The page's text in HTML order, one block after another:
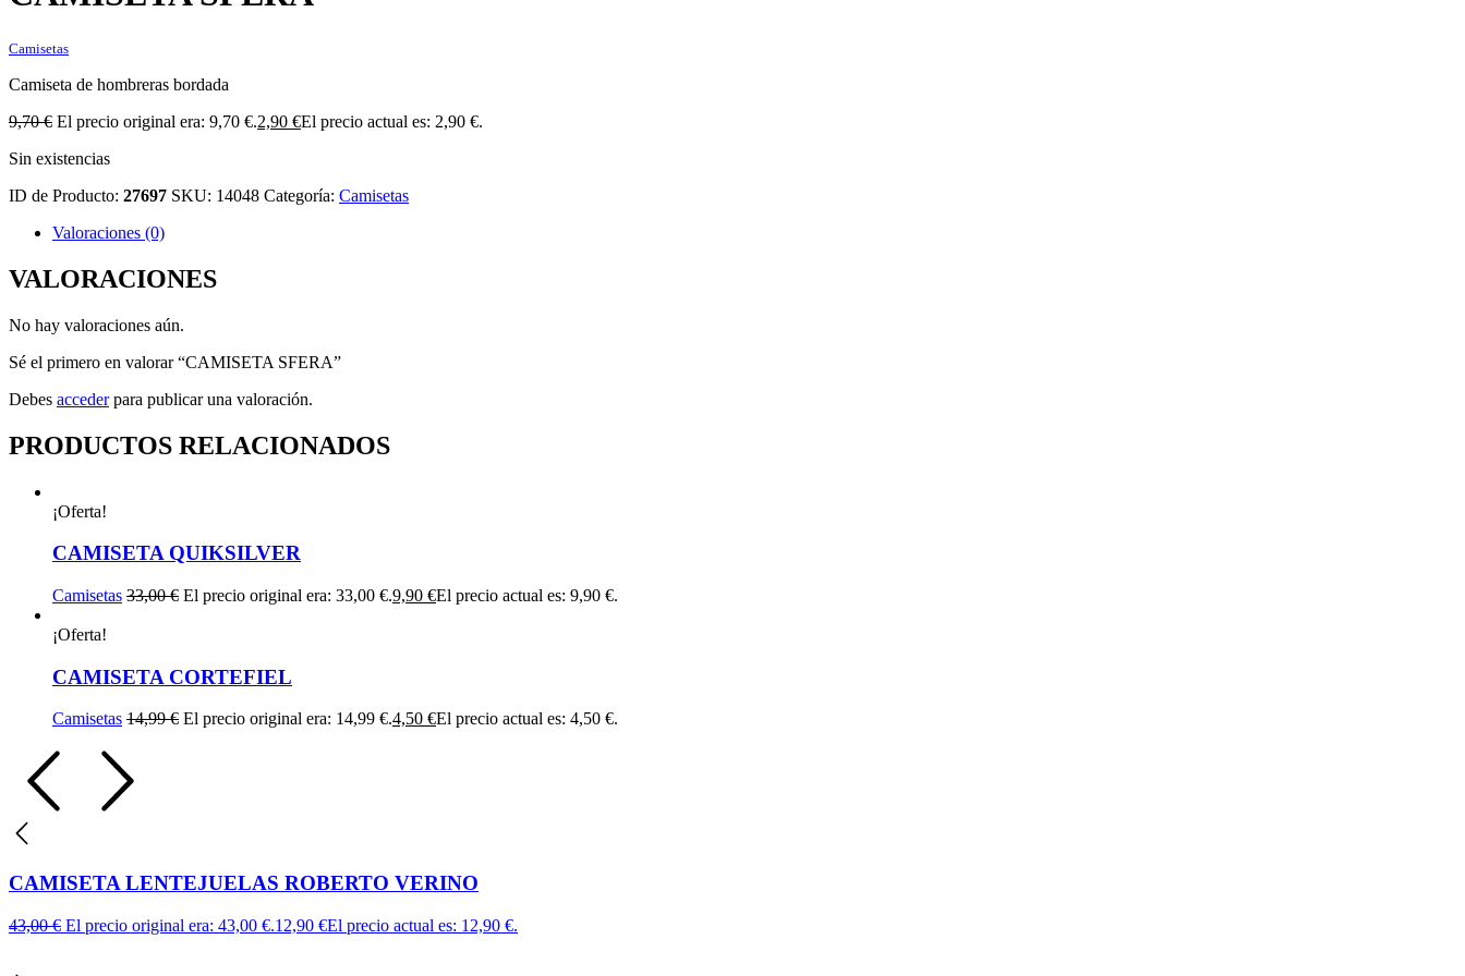
Camisetas
Camiseta de hombreras bordada
9,70€ El precio original era: 9,70 €.2,90 €El precio actual es: 2,90 €.
Sin existencias
ID de Producto: 27697 SKU: 14048 Categoría: Camisetas
Valoraciones (0)
VALORACIONES
No hay valoraciones aún.
Sé el primero en valorar “CAMISETA SFERA”
Debes accederpara publicar una valoración.
PRODUCTOS RELACIONADOS
¡Oferta!
CAMISETA QUIKSILVER
Camisetas 33,00€ El precio original era: 33,00 €.9,90 €El precio actual es: 9,90 €.
¡Oferta!
CAMISETA CORTEFIEL
Camisetas 14,99€ El precio original era: 14,99 €.4,50 €El precio actual es: 4,50 €.
CAMISETA LENTEJUELAS ROBERTO VERINO
43,00€ El precio original era: 43,00 €.12,90 €El precio actual es: 12,90 €.